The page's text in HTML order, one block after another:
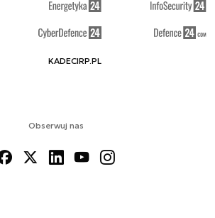
Obserwuj nas
KADECIRP.PL